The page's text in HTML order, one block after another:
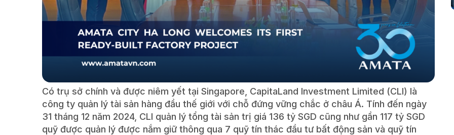
Có trụ sở chính và được niêm yết tại Singapore, CapitaLand Investment Limited (CLI) là
công ty quản lý tài sản hàng đầu thế giới với chỗ đứng vững chắc ở châu Á. Tính đến ngày
31 tháng 12 năm 2024, CLI quản lý tổng tài sản trị giá 136 tỷ SGD cũng như gần 117 tỷ SGD
quỹ được quản lý được nắm giữ thông qua 7 quỹ tín thác đầu tư bất động sản và quỹ tín